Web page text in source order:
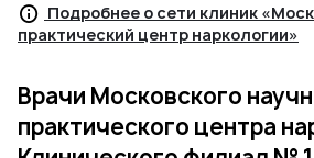
Подробнее о сети клиник
практический центр наркологии»
Врачи Московского
практического центра